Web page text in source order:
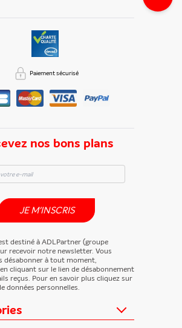
nos bons plans
JE M'INSCRIS
destiné à ADLPartner (groupe
recevoir notre newsletter. Vous
désabonner à tout moment,
cliquant sur le lien de désabonnement
reçus. Pour en savoir plus cliquez sur
données personnelles.
Paiement sécurisé